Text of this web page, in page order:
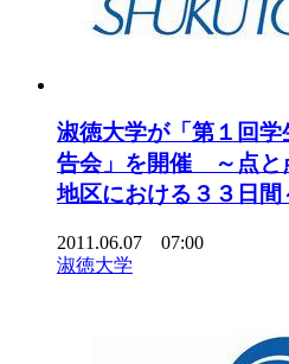
淑徳大学が「第１回
告会」を開催 ～点と
地区における３３日間
2011.06.07 07:00
淑徳大学